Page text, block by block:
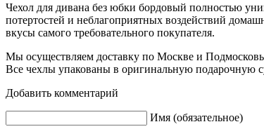
Чехол для дивана без юбки бордовый полностью
потертостей и неблагоприятных воздействий
вкусы самого требовательного покупателя.
Мы осуществляем доставку по Москве и
Все чехлы упакованы в оригинальную подарочную
Добавить комментарий
Имя (обязательное)